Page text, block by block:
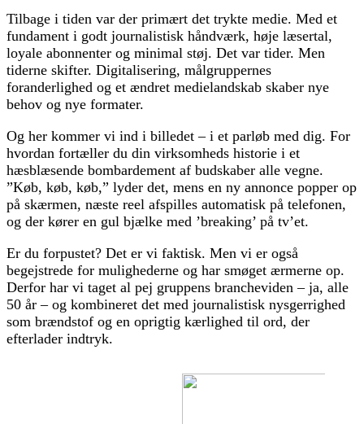
Tilbage i tiden var der primært det trykte medie. Med et
fundament i godt journalistisk håndværk, høje læsertal,
loyale abonnenter og minimal støj. Det var tider. Men
tiderne skifter. Digitalisering, målgruppernes
foranderlighed og et ændret medielandskab skaber nye
behov og nye formater.
Og her kommer vi ind i billedet – i et parløb med dig. For
hvordan fortæller du din virksomheds historie i et
hæsblæsende bombardement af budskaber alle vegne.
”Køb, køb, køb,” lyder det, mens en ny annonce popper op
på skærmen, næste reel afspilles automatisk på telefonen,
og der kører en gul bjælke med ’breaking’ på tv’et.
Er du forpustet? Det er vi faktisk. Men vi er også
begejstrede for mulighederne og har smøget ærmerne op.
Derfor har vi taget al pej gruppens brancheviden – ja, alle
50 år – og kombineret det med journalistisk nysgerrighed
som brændstof og en oprigtig kærlighed til ord, der
efterlader indtryk.